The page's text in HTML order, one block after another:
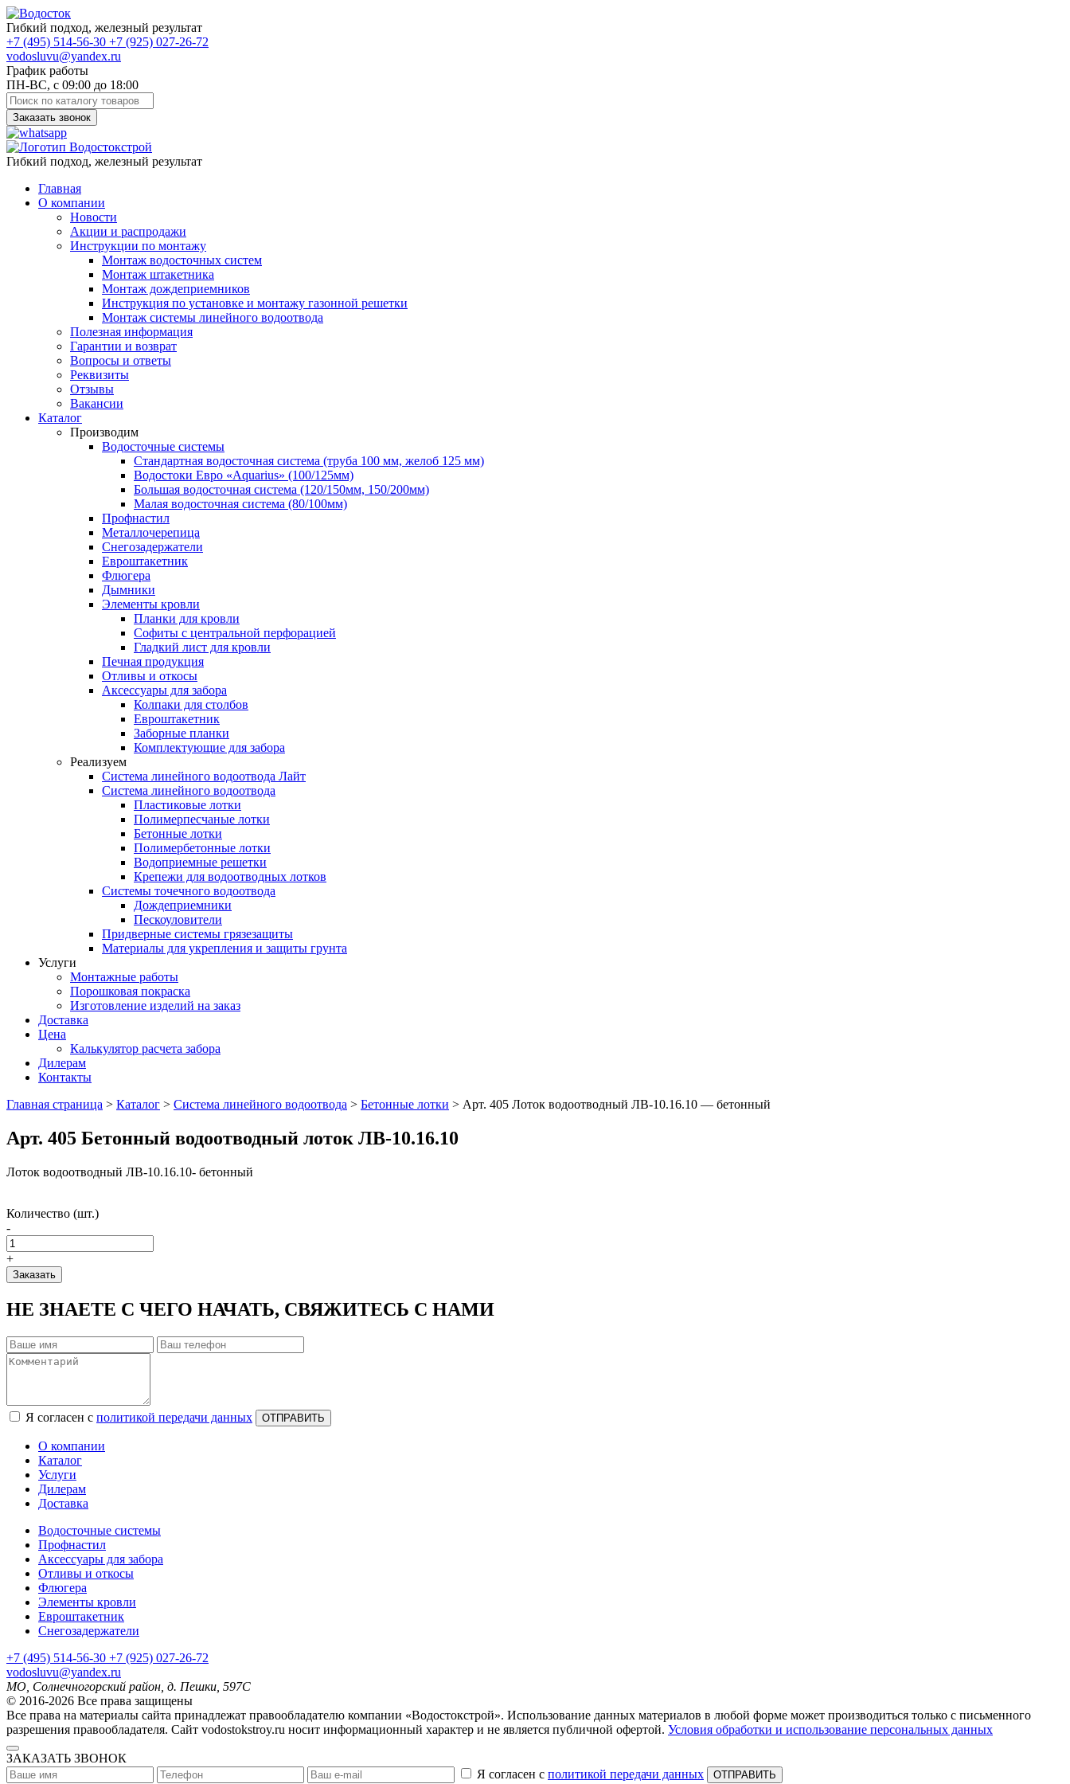
Гибкий подход, железный результат
+7 (495) 514-56-30 +7 (925) 027-26-72
vodosluvu@yandex.ru
График работы
ПН-ВС, с 09:00 до 18:00
Заказать звонок
Гибкий подход, железный результат
Главная
О компании
Новости
Акции и распродажи
Инструкции по монтажу
Монтаж водосточных систем
Монтаж штакетника
Монтаж дождеприемников
Инструкция по установке и монтажу газонной решетки
Монтаж системы линейного водоотвода
Полезная информация
Гарантии и возврат
Вопросы и ответы
Реквизиты
Отзывы
Вакансии
Каталог
Производим
Водосточные системы
Стандартная водосточная система (труба 100 мм, желоб 125 мм)
Водостоки Евро «Aquarius» (100/125мм)
Большая водосточная система (120/150мм, 150/200мм)
Малая водосточная система (80/100мм)
Профнастил
Металлочерепица
Снегозадержатели
Евроштакетник
Флюгера
Дымники
Элементы кровли
Планки для кровли
Софиты с центральной перфорацией
Гладкий лист для кровли
Печная продукция
Отливы и откосы
Аксессуары для забора
Колпаки для столбов
Евроштакетник
Заборные планки
Комплектующие для забора
Реализуем
Система линейного водоотвода Лайт
Система линейного водоотвода
Пластиковые лотки
Полимерпесчаные лотки
Бетонные лотки
Полимербетонные лотки
Водоприемные решетки
Крепежи для водоотводных лотков
Системы точечного водоотвода
Дождеприемники
Пескоуловители
Придверные системы грязезащиты
Материалы для укрепления и защиты грунта
Услуги
Монтажные работы
Порошковая покраска
Изготовление изделий на заказ
Доставка
Цена
Калькулятор расчета забора
Дилерам
Контакты
Главная страница > Каталог > Система линейного водоотвода > Бетонные лотки > Арт. 405 Лоток водоотводный ЛВ-10.16.10 — бетонный
Арт. 405 Бетонный водоотводный лоток ЛВ-10.16.10
Лоток водоотводный ЛВ-10.16.10- бетонный
Количество (шт.)
-
+
Заказать
НЕ ЗНАЕТЕ С ЧЕГО НАЧАТЬ, СВЯЖИТЕСЬ С НАМИ
Я согласен с политикой передачи данных ОТПРАВИТЬ
О компании
Каталог
Услуги
Дилерам
Доставка
Водосточные системы
Профнастил
Аксессуары для забора
Отливы и откосы
Флюгера
Элементы кровли
Евроштакетник
Снегозадержатели
+7 (495) 514-56-30 +7 (925) 027-26-72
vodosluvu@yandex.ru
МО, Солнечногорский район, д. Пешки, 597С
© 2016-2026 Все права защищены
Все права на материалы сайта принадлежат правообладателю компании «Водостокстрой». Использование данных материалов в любой форме может производиться только с письменного
разрешения правообладателя. Сайт vodostokstroy.ru носит информационный характер и не является публичной офертой. Условия обработки и использование персональных данных
ЗАКАЗАТЬ ЗВОНОК
Я согласен с политикой передачи данных ОТПРАВИТЬ